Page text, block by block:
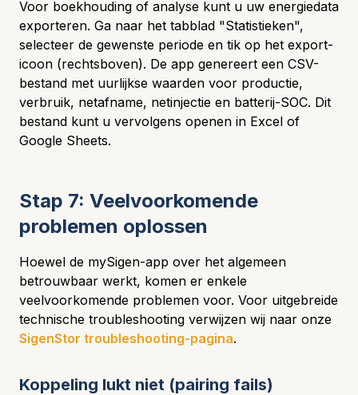
Voor boekhouding of analyse kunt u uw energiedata
exporteren. Ga naar het tabblad "Statistieken",
selecteer de gewenste periode en tik op het export-
icoon (rechtsboven). De app genereert een CSV-
bestand met uurlijkse waarden voor productie,
verbruik, netafname, netinjectie en batterij-SOC. Dit
bestand kunt u vervolgens openen in Excel of
Google Sheets.
Stap 7: Veelvoorkomende
problemen oplossen
Hoewel de mySigen-app over het algemeen
betrouwbaar werkt, komen er enkele
veelvoorkomende problemen voor. Voor uitgebreide
technische troubleshooting verwijzen wij naar onze
SigenStor troubleshooting-pagina.
Koppeling lukt niet (pairing fails)